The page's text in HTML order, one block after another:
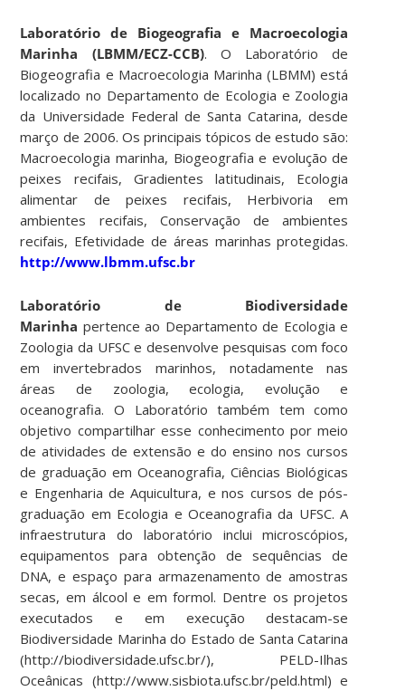
Laboratório de Biogeografia e Macroecologia
Marinha (LBMM/ECZ-CCB). O Laboratório de
Biogeografia e Macroecologia Marinha (LBMM) está
localizado no Departamento de Ecologia e Zoologia
da Universidade Federal de Santa Catarina, desde
março de 2006. Os principais tópicos de estudo são:
Macroecologia marinha, Biogeografia e evolução de
peixes recifais, Gradientes latitudinais, Ecologia
alimentar de peixes recifais, Herbivoria em
ambientes recifais, Conservação de ambientes
recifais, Efetividade de áreas marinhas protegidas.
http://www.lbmm.ufsc.br
Laboratório de Biodiversidade
Marinha pertence ao Departamento de Ecologia e
Zoologia da UFSC e desenvolve pesquisas com foco
em invertebrados marinhos, notadamente nas
áreas de zoologia, ecologia, evolução e
oceanografia. O Laboratório também tem como
objetivo compartilhar esse conhecimento por meio
de atividades de extensão e do ensino nos cursos
de graduação em Oceanografia, Ciências Biológicas
e Engenharia de Aquicultura, e nos cursos de pós-
graduação em Ecologia e Oceanografia da UFSC. A
infraestrutura do laboratório inclui microscópios,
equipamentos para obtenção de sequências de
DNA, e espaço para armazenamento de amostras
secas, em álcool e em formol. Dentre os projetos
executados e em execução destacam-se
Biodiversidade Marinha do Estado de Santa Catarina
(http://biodiversidade.ufsc.br/), PELD-Ilhas
Oceânicas (http://www.sisbiota.ufsc.br/peld.html) e